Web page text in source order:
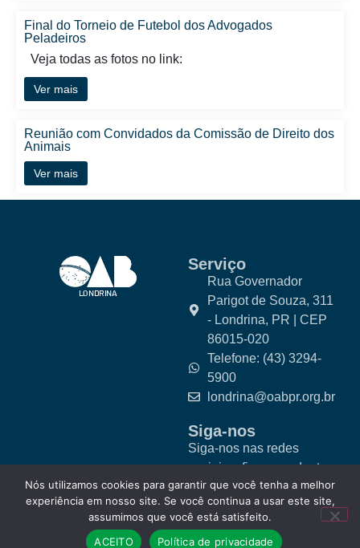
Final do Torneio de Futebol dos Advogados
Peladeiros
Veja todas as fotos no link:
Ver mais
Reunião com Convidados da Comissão de Direito dos
Animais
Ver mais
Serviço
Rua Governador
Parigot de Souza, 311
- Londrina, PR | CEP
86015-020
Telefone: (43) 3294-
5900
londrina@oabpr.org.br
Siga-nos
Siga-nos nas redes
sociais e fique por dentro
das novidades.
Nós utilizamos cookies para garantir que você tenha a melhor
experiência em nosso site. Se você continua a usar este site,
assumimos que você está satisfeito.
ACEITO
Política de privacidade